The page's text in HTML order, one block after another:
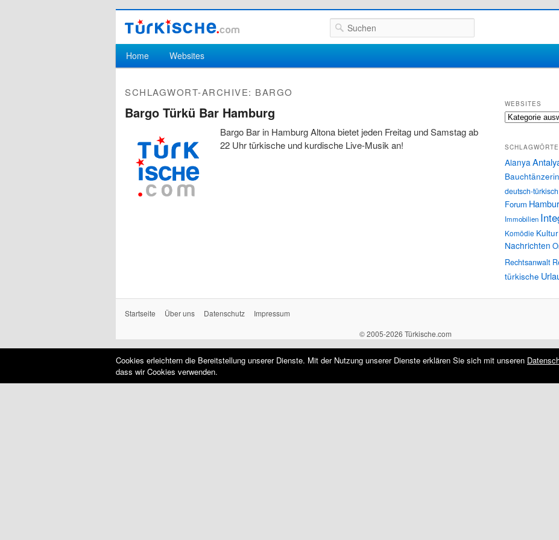
Suchen
Hauptmenü
Zum Inhalt wechseln
Zum sekundären Inhalt wechseln
Home Websites
SCHLAGWORT-ARCHIVE: BARGO
Bargo Türkü Bar Hamburg
Bargo Bar in Hamburg Altona bietet jeden Freitag und Samstag ab
22 Uhr türkische und kurdische Live-Musik an!
WEBSITES
Websites
Alanya
Bauchtänzerin
deutsch-türkisch
Forum
Immobilien
Komödie Kultur
Nachrichten
Rechtsanwalt
türkische
Startseite Über uns Datenschutz Impressum
© 2005-2026 Türkische.com
Cookies erleichtern die Bereitstellung unserer Dienste. Mit der Nutzung unserer Dienste erklären Sie sich mit unseren
dass wir Cookies verwenden.